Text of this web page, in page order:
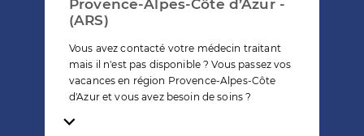
Provence-Alpes-Côte d’Azur -
(ARS)
Vous avez contacté votre médecin traitant
mais il n'est pas disponible ? Vous passez vos
vacances en région Provence-Alpes-Côte
d'Azur et vous avez besoin de soins ?
Temps de lecture